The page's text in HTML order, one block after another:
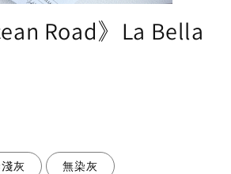
Road》La Bella
灰 無染灰